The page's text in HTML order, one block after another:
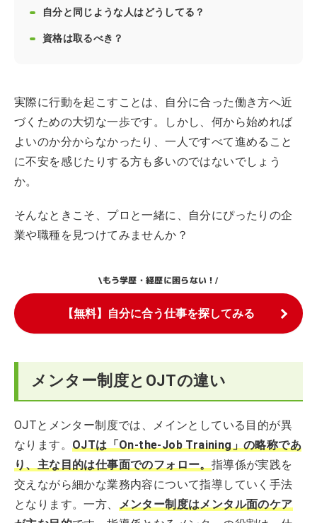
自分と同じような人はどうしてる？
資格は取るべき？
実際に行動を起こすことは、自分に合った働き方へ近
づくための大切な一歩です。しかし、何から始めれば
よいのか分からなかったり、一人ですべて進めること
に不安を感じたりする方も多いのではないでしょう
か。
そんなときこそ、プロと一緒に、自分にぴったりの企
業や職種を見つけてみませんか？
\もう学歴・経歴に困らない！/
【無料】自分に合う仕事を探してみる
メンター制度とOJTの違い
OJTとメンター制度では、メインとしている目的が異
なります。 OJTは「On-the-Job Training」の略称であ
り、主な目的は仕事面でのフォロー。指導係が実践を
交えながら細かな業務内容について指導していく手法
となります。一方、 メンター制度はメンタル面のケア